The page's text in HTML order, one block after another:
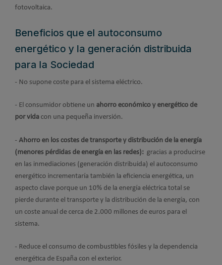
fotovoltaica.
Beneficios que el autoconsumo
energético y la generación distribuida
para la Sociedad
- No supone coste para el sistema eléctrico.
- El consumidor obtiene un ahorro económico y energético de
por vida con una pequeña inversión.
- Ahorro en los costes de transporte y distribución de la energía
(menores pérdidas de energía en las redes): gracias a producirse
en las inmediaciones (generación distribuida) el autoconsumo
energético incrementaría también la eficiencia energética, un
aspecto clave porque un 10% de la energía eléctrica total se
pierde durante el transporte y la distribución de la energía, con
un coste anual de cerca de 2.000 millones de euros para el
sistema.
- Reduce el consumo de combustibles fósiles y la dependencia
energética de España con el exterior.